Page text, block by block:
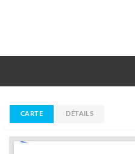
CARTE DÉTAILS